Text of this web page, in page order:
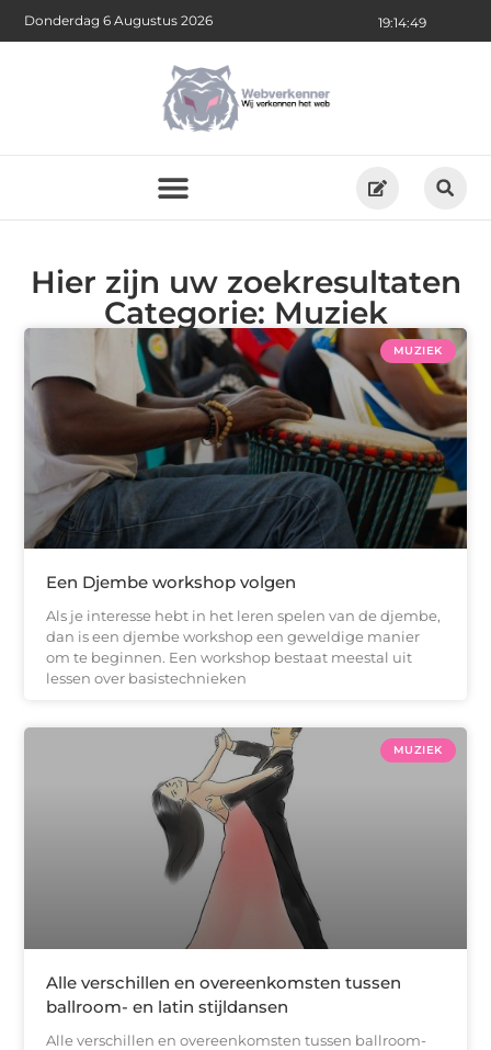
19:14:49
Donderdag 6 Augustus 2026
Hier zijn uw zoekresultaten
Categorie: Muziek
MUZIEK
Een Djembe workshop volgen
Als je interesse hebt in het leren spelen van de djembe,
dan is een djembe workshop een geweldige manier
om te beginnen. Een workshop bestaat meestal uit
lessen over basistechnieken
MUZIEK
Alle verschillen en overeenkomsten tussen
ballroom- en latin stijldansen
Alle verschillen en overeenkomsten tussen ballroom-